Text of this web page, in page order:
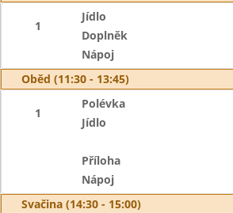
1
Jídlo
Doplněk
Nápoj
Oběd (11:30 - 13:45)
1
Polévka
Jídlo
Příloha
Nápoj
Svačina (14:30 - 15:00)